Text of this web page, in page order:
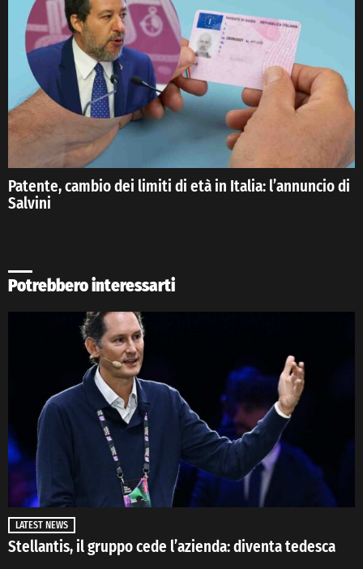
Patente, cambio dei limiti di età in Italia: l’annuncio di
Salvini
Potrebbero interessarti
LATEST NEWS
Stellantis, il gruppo cede l’azienda: diventa tedesca